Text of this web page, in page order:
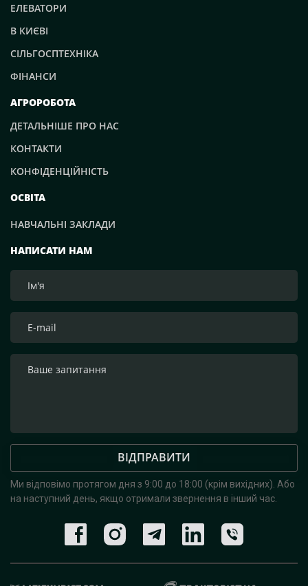
НАПИСАТИ НАМ
ВІДПРАВИТИ
Ми відповімо протягом дня з 9:00 до 18:00 (крім вихідних). Або
на наступний день, якщо отримали звернення в інший час.
ЕЛЕВАТОРИ
В КИЄВІ
СІЛЬГОСПТЕХНІКА
ФІНАНСИ
АГРОРОБОТА
ДЕТАЛЬНІШЕ ПРО НАС
КОНТАКТИ
КОНФІДЕНЦІЙНІСТЬ
ОСВІТА
НАВЧАЛЬНІ ЗАКЛАДИ